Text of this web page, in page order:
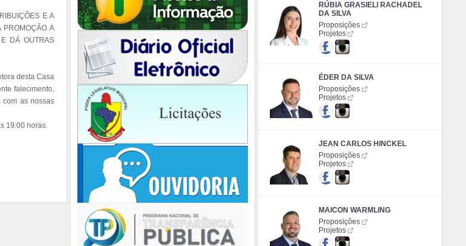
E A
PROMOÇÃO A
DÁ OUTRAS
desta Casa
falecimento,
as nossas
RÚBIA GRASIELI RACHADEL
DA SILVA
Proposições
Projetos
ÉDER DA SILVA
Proposições
Projetos
JEAN CARLOS HINCKEL
Proposições
Projetos
MAICON WARMLING
Proposições
Projetos